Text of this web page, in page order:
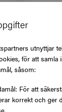
utnyttjar
för att samla
såsom:
För att
korrekt och ger
vårt
och rabatter!